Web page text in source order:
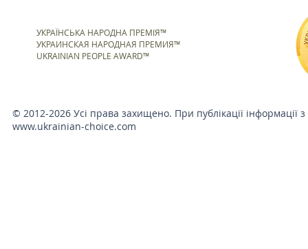
УКРАЇНСЬКА НАРОДНА ПРЕМІЯ™
УКРАИНСКАЯ НАРОДНАЯ ПРЕМИЯ™
UKRAINIAN PEOPLE AWARD™
© 2012-2026 Усі права захищено. При публікації інформації
www.ukrainian-choice.com